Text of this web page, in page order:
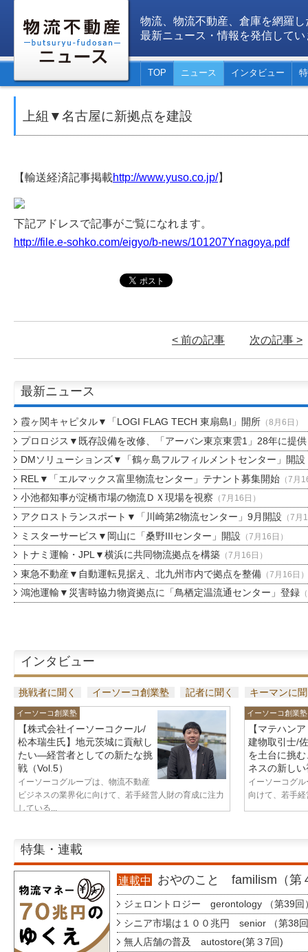
物流、物流不動産、倉庫を網羅し
最新ニュース・情報を発信してい
TOP ニュース インタビュー
上組▼名古屋に新拠点を建設
【輸送経済記事掲載http://www.yuso.co.jp/】
下記アドレスで記事がご覧になれます。
http://file.e-sohko.com/eigyo/b-news/101207Ynagoya.pdf
< 前の記事 次の記事 >
最新ニュース
霞ヶ関キャピタル▼「LOGI FLAG TECH 東扇島I」開所（8月6日）
プロロジス▼既存設備を改修、「アーバン東京東雲1」28年に提供
DMソリューションズ▼「鶴ヶ島フルフィルメントセンター」開設
REL▼「エルマックス富里物流センター」テナント募集開始（7月
小池都知事が淀橋市場の物流ＤＸ現場を視察 （7月16日）
アクロストランスポート▼「川崎第2物流センター」9月開設 （7月
ミスターサービス▼岡山に「桑野IIIセンター」開設 （7月16日）
トナミ運輸・JPL▼横浜に共同物流拠点を構築（7月16日）
東急不動産▼自動運転見据え、北九州市内で拠点を整備（7月16日）
鴻池運輸▼災害時協力物資拠点に「鳥栖定温流通センター」登録
インタビュー
挑戦者に聞く イーソーコ創業塾 記者に聞く キーマンに
イーソーコ創業塾
【株式会社イーソーコクール/
松本瑞生氏】地元茨城に貢献し
たい—経営者としての新たな挑
戦（Vol.5）
イーソーコグループは、物流不動産
ビジネスの業界化に向けて、若手経営人財の育成に注力
している...
イーソーコ創業塾
【マテハン
建物取引士/
を土台に挑
ネスの新し
イーソーコグ
向けて、若手
特集・連載
連載中 おやのこと familism（第
ジェロントロジー gerontology （第39回
シニア市場は１００兆円 senior （第38
無人店舗の普及 autostore(第３7回)